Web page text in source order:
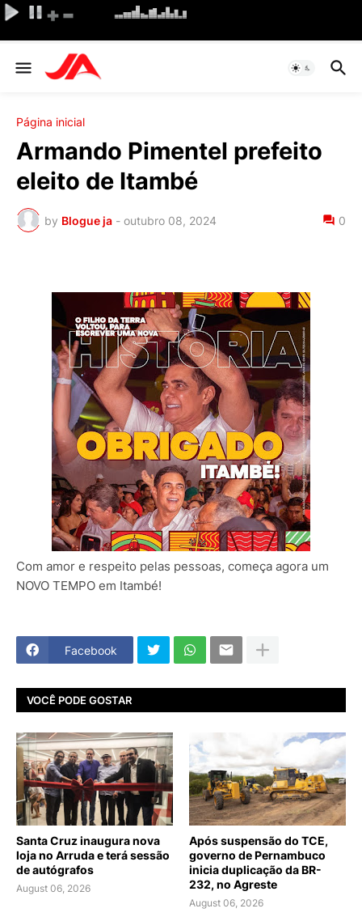
Página inicial
Armando Pimentel prefeito
eleito de Itambé
by Blogue ja - outubro 08, 2024 0
Com amor e respeito pelas pessoas, começa agora um
NOVO TEMPO em Itambé!
Facebook
VOCÊ PODE GOSTAR
Santa Cruz inaugura nova
loja no Arruda e terá sessão
de autógrafos
August 06, 2026
Após suspensão do TCE,
governo de Pernambuco
inicia duplicação da BR-
232, no Agreste
August 06, 2026